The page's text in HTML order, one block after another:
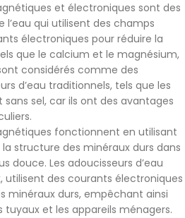
et électroniques sont des
qui utilisent des champs
électroniques pour réduire la
que le calcium et le magnésium,
considérés comme des
d’eau traditionnels, tels que les
sans sel, car ils ont des avantages
fonctionnent en utilisant
structure des minéraux durs dans
douce. Les adoucisseurs d’eau
utilisent des courants électroniques
minéraux durs, empêchant ainsi
et les appareils ménagers.